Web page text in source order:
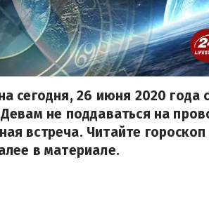
сегодня, 26 июня 2020 года
не поддаваться на
встреча. Читайте
в материале.